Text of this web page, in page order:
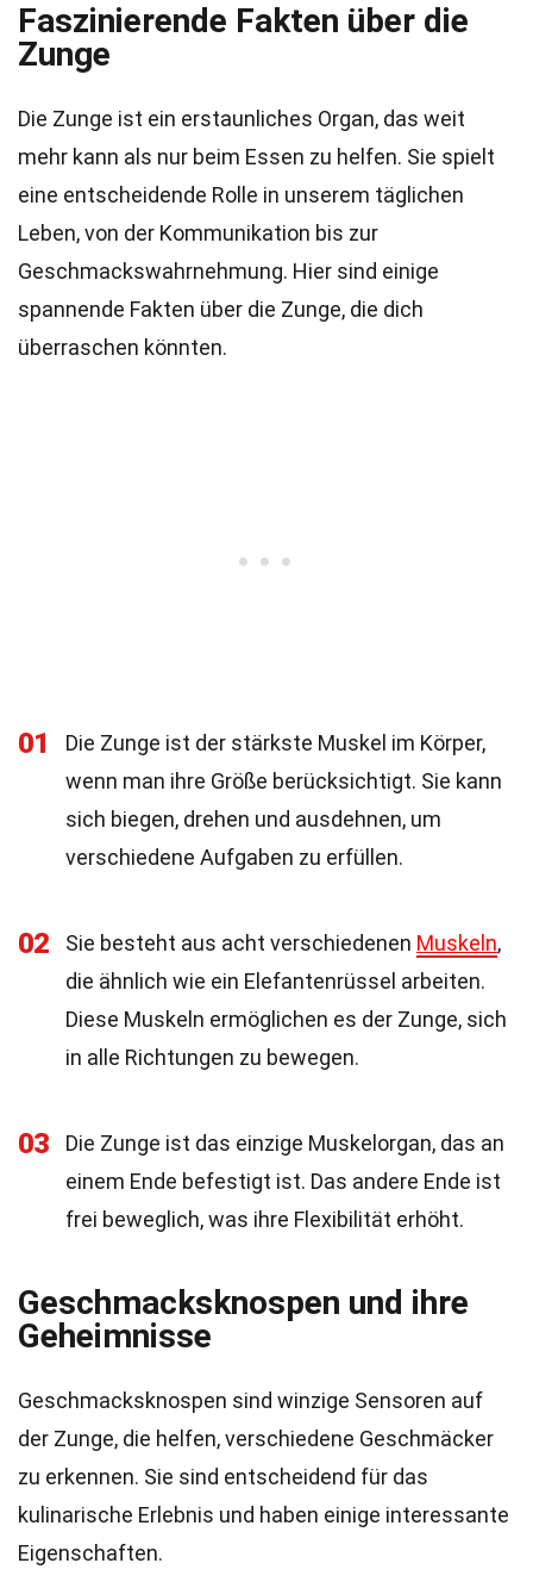
Faszinierende Fakten über die
Zunge
Die Zunge ist ein erstaunliches Organ, das weit
mehr kann als nur beim Essen zu helfen. Sie spielt
eine entscheidende Rolle in unserem täglichen
Leben, von der Kommunikation bis zur
Geschmackswahrnehmung. Hier sind einige
spannende Fakten über die Zunge, die dich
überraschen könnten.
01
Die Zunge ist der stärkste Muskel im Körper,
wenn man ihre Größe berücksichtigt. Sie kann
sich biegen, drehen und ausdehnen, um
verschiedene Aufgaben zu erfüllen.
02 Sie besteht aus acht verschiedenen Muskeln,
die ähnlich wie ein Elefantenrüssel arbeiten.
Diese Muskeln ermöglichen es der Zunge, sich
in alle Richtungen zu bewegen.
03
Die Zunge ist das einzige Muskelorgan, das an
einem Ende befestigt ist. Das andere Ende ist
frei beweglich, was ihre Flexibilität erhöht.
Geschmacksknospen und ihre
Geheimnisse
Geschmacksknospen sind winzige Sensoren auf
der Zunge, die helfen, verschiedene Geschmäcker
zu erkennen. Sie sind entscheidend für das
kulinarische Erlebnis und haben einige interessante
Eigenschaften.